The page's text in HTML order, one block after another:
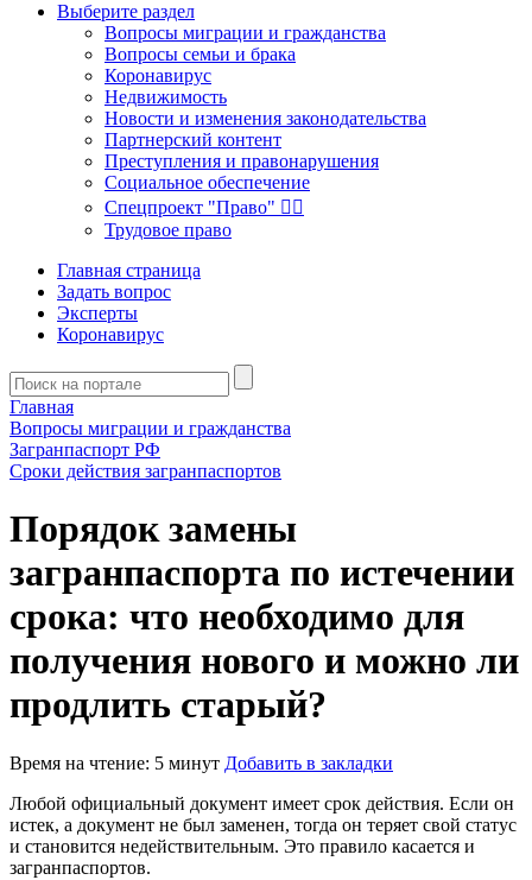
Выберите раздел
Вопросы миграции и гражданства
Вопросы семьи и брака
Коронавирус
Недвижимость
Новости и изменения законодательства
Партнерский контент
Преступления и правонарушения
Социальное обеспечение
Спецпроект "Право" 👮‍♂️
Трудовое право
Главная страница
Задать вопрос
Эксперты
Коронавирус
Главная
Вопросы миграции и гражданства
Загранпаспорт РФ
Сроки действия загранпаспортов
Порядок замены
загранпаспорта по истечении
срока: что необходимо для
получения нового и можно ли
продлить старый?
Время на чтение: 5 минут Добавить в закладки
Любой официальный документ имеет срок действия. Если он
истек, а документ не был заменен, тогда он теряет свой статус
и становится недействительным. Это правило касается и
загранпаспортов.